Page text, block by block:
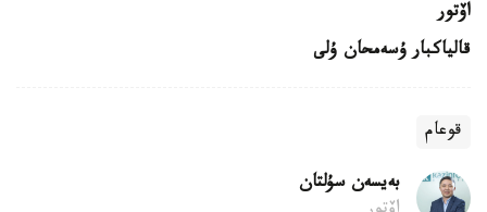
اۆتور
قالياكبار ۇسەمحان ۇلى
قوعام
بەيسەن سۇلتان